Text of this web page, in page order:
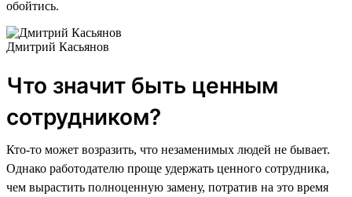
обойтись.
Дмитрий Касьянов
Что значит быть ценным
сотрудником?
Кто-то может возразить, что незаменимых людей не бывает.
Однако работодателю проще удержать ценного сотрудника,
чем вырастить полноценную замену, потратив на это время